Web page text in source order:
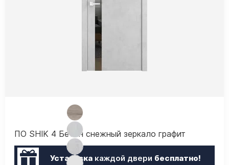
ПО SHIK 4 Бетон снежный зеркало графит
Установкакаждой двери бесплатно!